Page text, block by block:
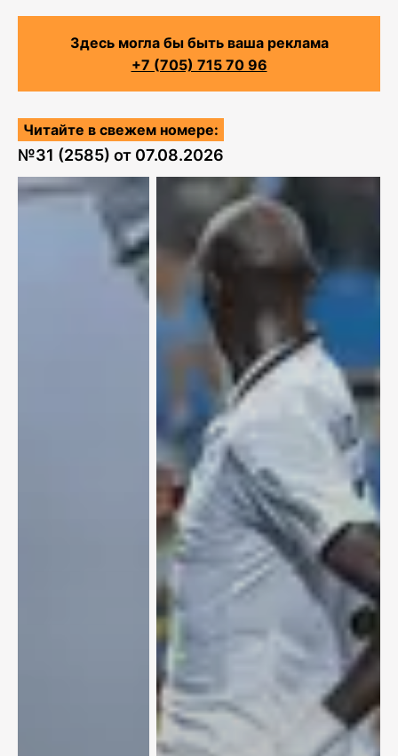
Здесь могла бы быть ваша реклама
+7 (705) 715 70 96
Читайте в свежем номере:
№31 (2585) от 07.08.2026